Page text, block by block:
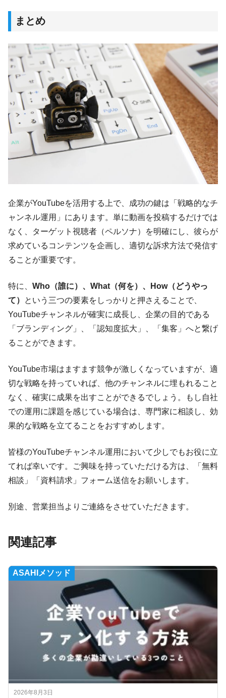
まとめ
企業がYouTubeを活用する上で、成功の鍵は「戦略的なチ
ャンネル運用」にあります。単に動画を投稿するだけでは
なく、ターゲット視聴者（ペルソナ）を明確にし、彼らが
求めているコンテンツを企画し、適切な訴求方法で発信す
ることが重要です。
特に、 Who（誰に）、What（何を）、How（どうやっ
て）
という三つの要素をしっかりと押さえることで、
YouTubeチャンネルが確実に成長し、企業の目的である
「ブランディング」、「認知度拡大」、「集客」へと繋げ
ることができます。
YouTube市場はますます競争が激しくなっていますが、適
切な戦略を持っていれば、他のチャンネルに埋もれること
なく、確実に成果を出すことができるでしょう。もし自社
での運用に課題を感じている場合は、専門家に相談し、効
果的な戦略を立てることをおすすめします。
皆様のYouTubeチャンネル運用において少しでもお役に立
てれば幸いです。ご興味を持っていただける方は、「無料
相談」「資料請求」フォーム送信をお願いします。
別途、営業担当よりご連絡をさせていただきます。
関連記事
ASAHIメソッド
2026年8月3日